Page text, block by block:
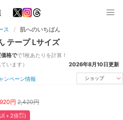
ス 肌へのいちばん
テープ Lサイズ
格でで1枚あたりを計算！
います）
2026年8月10日更新
ンペーン情報 ショップ
円 2,420円
＋2倍㌽)